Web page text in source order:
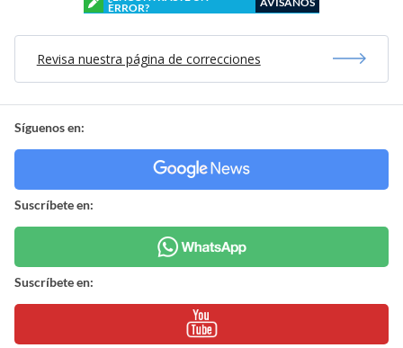
ERROR?
Revisa nuestra página de correcciones
Síguenos en:
Suscríbete en:
Suscríbete en: